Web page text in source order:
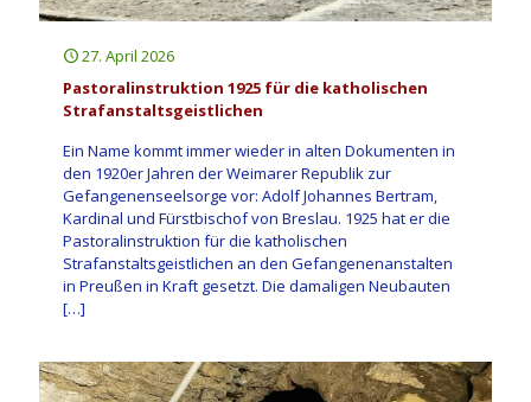
27. April 2026
Pastoralinstruktion 1925 für die katholischen
Strafanstaltsgeistlichen
Ein Name kommt immer wieder in alten Dokumenten in
den 1920er Jahren der Weimarer Republik zur
Gefangenenseelsorge vor: Adolf Johannes Bertram,
Kardinal und Fürstbischof von Breslau. 1925 hat er die
Pastoralinstruktion für die katholischen
Strafanstaltsgeistlichen an den Gefangenenanstalten
in Preußen in Kraft gesetzt. Die damaligen Neubauten
[…]